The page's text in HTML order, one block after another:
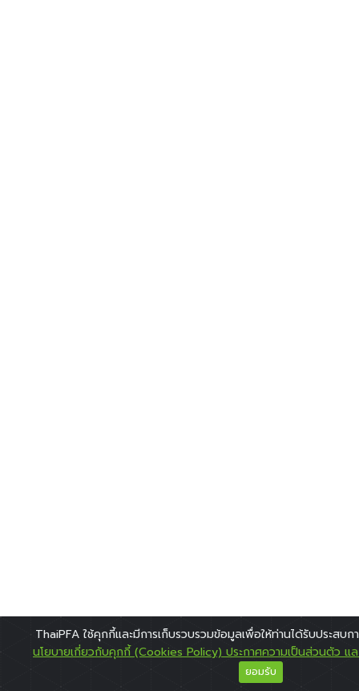
ThaiPFA ใช้คุกกี้และมีการเก็บรวบรวมข้อมูลเพื่อให้ท่านได้รับประสบ
นโยบายเกี่ยวกับคุกกี้ (Cookies Policy) ประกาศความเป็นส่วนตัว และ
ยอมรับ